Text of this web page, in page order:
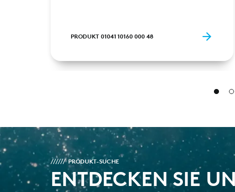
PRODUKT 01041 10160 000 48
PRODUKT-SUCHE
ENTDECKEN SIE